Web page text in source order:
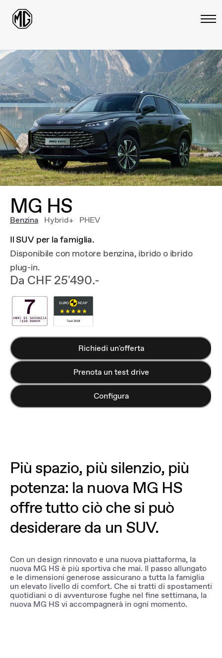
MG HS
Benzina Hybrid+ PHEV
Il SUV per la famiglia.
Disponibile con motore benzina, ibrido o ibrido
plug-in.
Da CHF 25'490.-
Richiedi un'offerta
Prenota un test drive
Configura
Più spazio, più silenzio, più
potenza: la nuova MG HS
offre tutto ciò che si può
desiderare da un SUV.
Con un design rinnovato e una nuova piattaforma, la
nuova MG HS è più sportiva che mai. Il passo allungato
e le dimensioni generose assicurano a tutta la famiglia
un elevato livello di comfort. Che si tratti di spostamenti
quotidiani o di avventurose fughe nel fine settimana, la
nuova MG HS vi accompagnerà in ogni momento.